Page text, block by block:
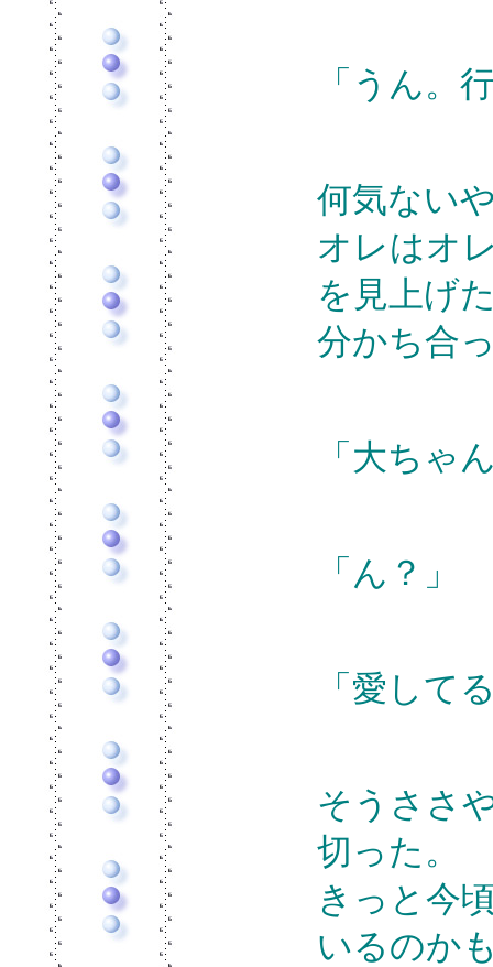
「うん。
何気ない
オレはオ
を見上げ
分かち合
「大ちゃ
「ん？」
「愛して
そうささ
切った。
きっと今
いるのか